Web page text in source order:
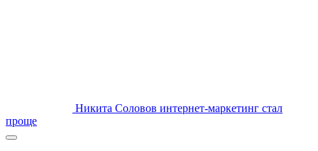
Никита Соловов интернет-маркетинг стал
проще